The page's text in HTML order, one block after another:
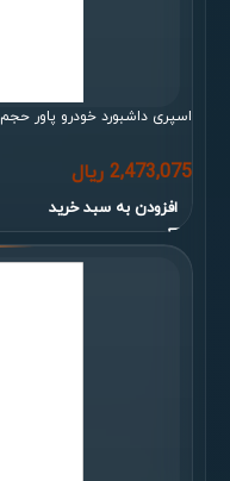
اسپری داشبورد خودرو پاور حجم 300 میلی لیتر
2,473,075 ریال
افزودن به سبد خرید